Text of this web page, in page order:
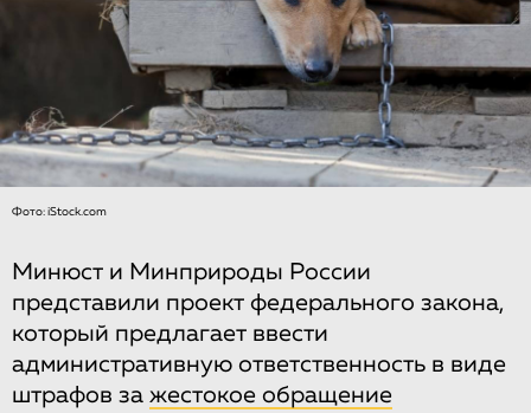
Фото: iStock.com
Минюст и Минприроды России
представили проект федерального закона,
который предлагает ввести
административную ответственность в виде
штрафов за жестокое обращение